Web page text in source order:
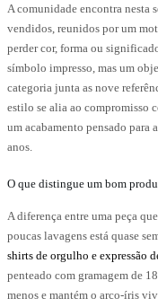
A comunidade encontra nesta
vendidos, reunidos por um
perder cor, forma ou
símbolo impresso, mas um
categoria junta as nove
estilo se alia ao compromisso
um acabamento pensado para
anos.
O que distingue um bom
A diferença entre uma peça
poucas lavagens está quase
shirts de orgulho e expressão
penteado com gramagem de
menos e mantém o arco-íris